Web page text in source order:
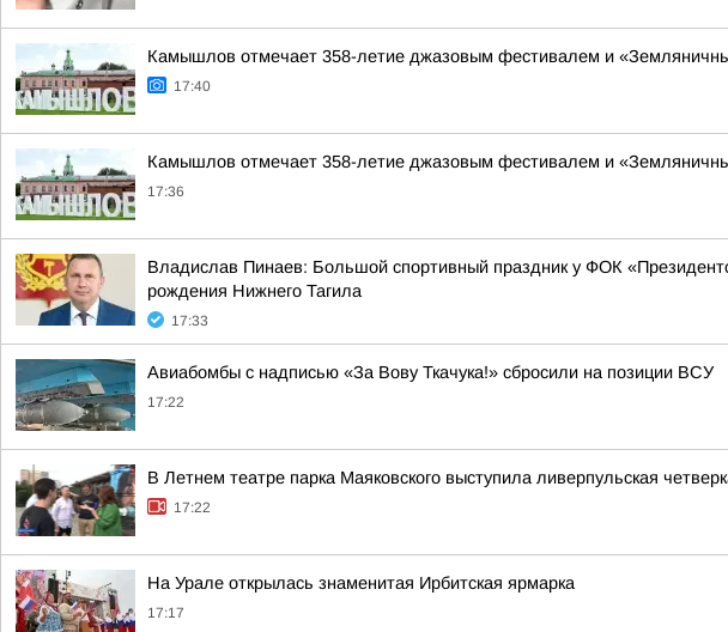
Камышлов отмечает 358-летие джазовым фестивалем и
17:40
Камышлов отмечает 358-летие джазовым фестивалем и
17:36
Владислав Пинаев: Большой спортивный праздник у ФОК
рождения Нижнего Тагила
17:33
Авиабомбы с надписью «За Вову Ткачука!» сбросили на позиции ВСУ
17:22
В Летнем театре парка Маяковского выступила ливерпульская
17:22
На Урале открылась знаменитая Ирбитская ярмарка
17:17